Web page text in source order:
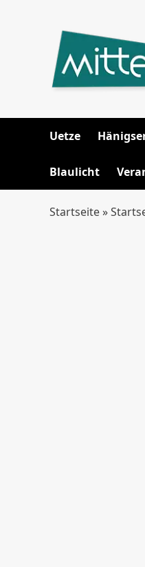
Uetze
Blaulicht
Startseite»